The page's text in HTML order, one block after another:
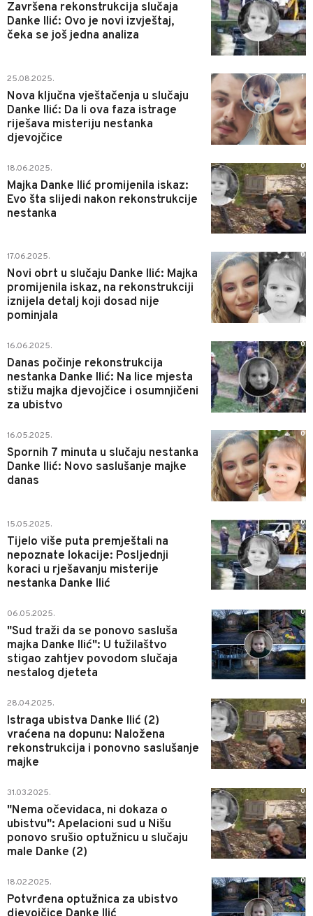
Završena rekonstrukcija slučaja
Danke Ilić: Ovo je novi izvještaj,
čeka se još jedna analiza
25.08.2025.
Nova ključna vještačenja u slučaju
Danke Ilić: Da li ova faza istrage
riješava misteriju nestanka
djevojčice
1
18.06.2025.
Majka Danke Ilić promijenila iskaz:
Evo šta slijedi nakon rekonstrukcije
nestanka
0
17.06.2025.
Novi obrt u slučaju Danke Ilić: Majka
promijenila iskaz, na rekonstrukciji
iznijela detalj koji dosad nije
pominjala
0
16.06.2025.
Danas počinje rekonstrukcija
nestanka Danke Ilić: Na lice mjesta
stižu majka djevojčice i osumnjičeni
za ubistvo
0
16.05.2025.
Spornih 7 minuta u slučaju nestanka
Danke Ilić: Novo saslušanje majke
danas
0
15.05.2025.
Tijelo više puta premještali na
nepoznate lokacije: Posljednji
koraci u rješavanju misterije
nestanka Danke Ilić
0
06.05.2025.
"Sud traži da se ponovo sasluša
majka Danke Ilić": U tužilaštvo
stigao zahtjev povodom slučaja
nestalog djeteta
0
28.04.2025.
Istraga ubistva Danke Ilić (2)
vraćena na dopunu: Naložena
rekonstrukcija i ponovno saslušanje
majke
0
31.03.2025.
"Nema očevidaca, ni dokaza o
ubistvu": Apelacioni sud u Nišu
ponovo srušio optužnicu u slučaju
male Danke (2)
0
18.02.2025.
Potvrđena optužnica za ubistvo
0